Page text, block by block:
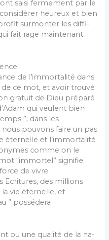
saisi fermement par le
heureux et bien
surmonter les diffi­
fait rage maintenant.
de l’immortalité dans
ce mot, et avoir trouvé
gratuit de Dieu préparé
qui veulent bien
”, dans les
pouvons faire un pas
éternelle et l’immortalité
comme on le
“immortel” signifie
de vivre
Ecritures, des millions
vie éternelle, et
” possédera
ou une qualité de la na­